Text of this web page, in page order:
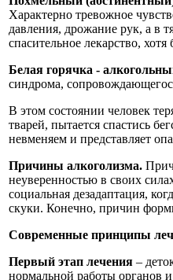
Характерно тревожное
давления, дрожание рук, а в
спасительное лекарство,
Белая горячка -
синдрома,
В этом состоянии человек
тварей, пытается спастись
невменяем и представляет
Причины алкоголизма.
неуверенностью в своих
социальная дезадаптация,
скуки. Конечно, причин
Современные принципы
Первый этап лечения –
нормальной работы органов